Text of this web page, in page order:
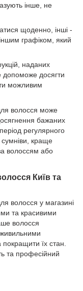
інше, не
щоденно, інші -
графіком, який
наданих
допоможе досягти
можливим
волосся може
бажаних
регулярного
краще
волоссям або
Київ та
волосся у магазині
та красивими
волосся
їх стан.
та професійний